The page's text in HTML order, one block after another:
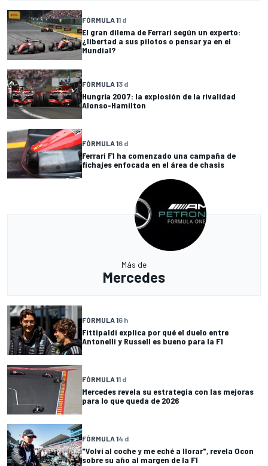
FÓRMULA 11 d
El gran dilema de Ferrari según un experto:
¿libertad a sus pilotos o pensar ya en el
Mundial?
FÓRMULA 13 d
Hungría 2007: la explosión de la rivalidad
Alonso-Hamilton
FÓRMULA 16 d
Ferrari F1 ha comenzado una campaña de
fichajes enfocada en el área de chasis
Más de
Mercedes
FÓRMULA 16 h
Fittipaldi explica por qué el duelo entre
Antonelli y Russell es bueno para la F1
FÓRMULA 11 d
Mercedes revela su estrategia con las mejoras
para lo que queda de 2026
FÓRMULA 14 d
"Volví al coche y me eché a llorar", revela Ocon
sobre su año al margen de la F1